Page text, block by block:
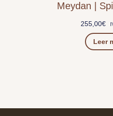
Meydan |
255,00€
Leer